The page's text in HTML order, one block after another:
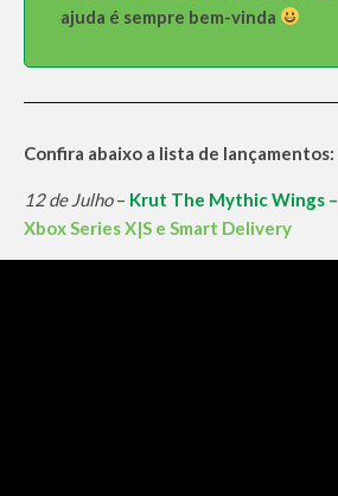
ajuda é sempre bem-vinda
Confira abaixo a lista de lançamentos:
12 de Julho– Krut The Mythic Wings –
Xbox Series X|S e Smart Delivery